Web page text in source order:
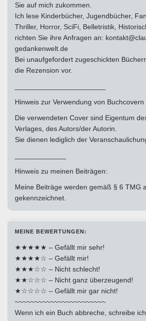
Sie auf mich zukommen.
Ich lese Kinderbücher, Jugendbücher,
Thriller, Horror, SciFi, Belletristik,
richten Sie ihre Anfragen an:
gedankenwelt.de
Bei unaufgefordert zugeschickten
die Rezension vor.
Hinweis zur Verwendung von
Die verwendeten Cover sind Eigentum
Verlages, des Autors/der Autorin.
Sie dienen lediglich der
Hinweis zu meinen Beiträgen:
Meine Beiträge werden gemäß § 6 TMG
gekennzeichnet.
MEINE BEWERTUNGEN:
★★★★★ – Gefällt mir sehr!
★★★★☆ – Gefällt mir!
★★★☆☆ – Nicht schlecht!
★★☆☆☆ – Nicht ganz überzeugend!
★☆☆☆☆ – Gefällt mir gar nicht!
~~~~~~~~~~~~~~~~~~~~~~~
Wenn ich ein Buch abbreche, schreibe